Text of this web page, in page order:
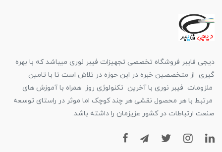
دیجی فایبر فروشگاه تخصصی تجهیزات فیبر نوری میباشد که با بهره
گیری از متخصصین خبره در این حوزه در تلاش است تا با تامین
ملزومات فیبر نوری با آخرین تکنولوژی روز همراه با آموزش های
مرتبط با هر محصول نقشی هر چند کوچک اما موثر در راستای توسعه
صنعت ارتباطات در کشور عزیزمان را داشته باشد.